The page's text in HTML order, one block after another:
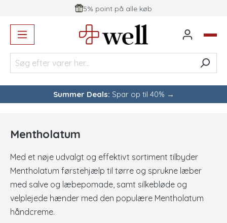
5% point på alle køb
Summer Deals: Spar op til 40% →
Mentholatum
Med et nøje udvalgt og effektivt sortiment tilbyder
Mentholatum førstehjælp til tørre og sprukne læber
med salve og læbepomade, samt silkebløde og
velplejede hænder med den populære Mentholatum
håndcreme.